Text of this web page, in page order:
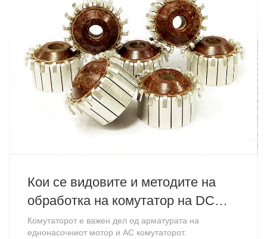
Кои се видовите и методите на
обработка на комутатор на DC
мотор?
Комутаторот е важен дел од арматурата на
еднонасочниот мотор и AC комутаторот.